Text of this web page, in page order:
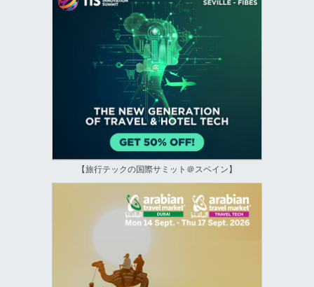
【旅行テックの国際サミット＠スペイン】